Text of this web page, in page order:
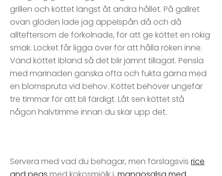
grillen och köttet längst åt andra hållet. På gallret
ovan glöden lade jag äppelspån då och då
allteftersom de förkolnade, för att ge köttet en rökig
smak. Locket får ligga över för att hålla röken inne.
Vänd köttet ibland så det blir jämnt tillagat. Pensla
med marinaden ganska ofta och fukta gärna med
en blomspruta vid behov. Köttet behöver ungefär
tre timmar för att bli färdigt. Låt sen köttet stå
någon halvtimme innan du skär upp det.
Servera med vad du behagar, men förslagsvis rice